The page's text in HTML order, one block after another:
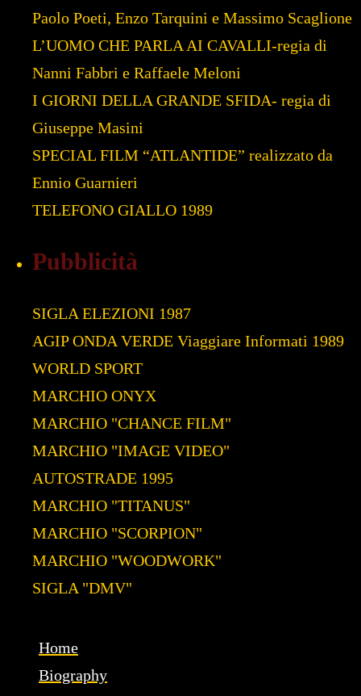
Paolo Poeti, Enzo Tarquini e Massimo Scaglione
L’UOMO CHE PARLA AI CAVALLI-regia di
Nanni Fabbri e Raffaele Meloni
I GIORNI DELLA GRANDE SFIDA- regia di
Giuseppe Masini
SPECIAL FILM “ATLANTIDE” realizzato da
Ennio Guarnieri
TELEFONO GIALLO 1989
Pubblicità
SIGLA ELEZIONI 1987
AGIP ONDA VERDE Viaggiare Informati 1989
WORLD SPORT
MARCHIO ONYX
MARCHIO "CHANCE FILM"
MARCHIO "IMAGE VIDEO"
AUTOSTRADE 1995
MARCHIO "TITANUS"
MARCHIO "SCORPION"
MARCHIO "WOODWORK"
SIGLA "DMV"
Home
Biography